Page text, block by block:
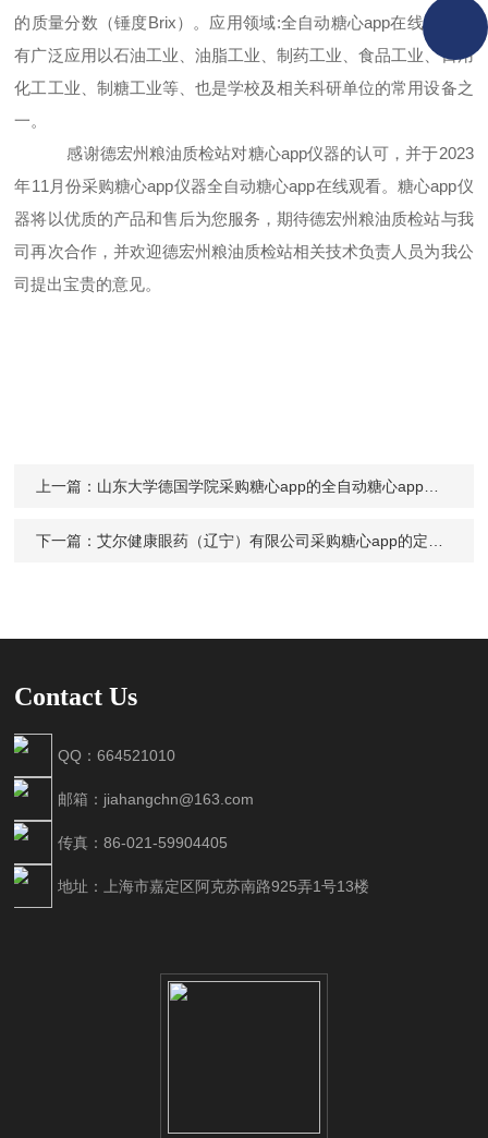
的质量分数（锤度Brix）。应用领域:全自动糖心app在线观看拥
有广泛应用以石油工业、油脂工业、制药工业、食品工业、日用
化工工业、制糖工业等、也是学校及相关科研单位的常用设备之
一。
感谢德宏州粮油质检站对糖心app仪器的认可，并于2023
年11 月份采购糖心app仪器全自动糖心app在线观看。糖心app仪
器将以优质的产品和售后为您服务，期待德宏州粮油质检站与我
司再次合作，并欢迎德宏州粮油质检站相关技术负责人员为我公
司提出宝贵的意见。
上一篇： 山东大学德国学院采购糖心app的全自动糖心app免费下载JH-P200
下一篇：艾尔健康眼药（辽宁）有限公司采购糖心app的定制款糖心app污无限制观看版下载Digipol-M70D
Contact Us
QQ：664521010
邮箱：jiahangchn@163.com
传真：86-021-59904405
地址：上海市嘉定区阿克苏南路925弄1号13楼